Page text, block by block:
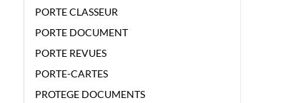
PORTE CLASSEUR
PORTE DOCUMENT
PORTE REVUES
PORTE-CARTES
PROTEGE DOCUMENTS